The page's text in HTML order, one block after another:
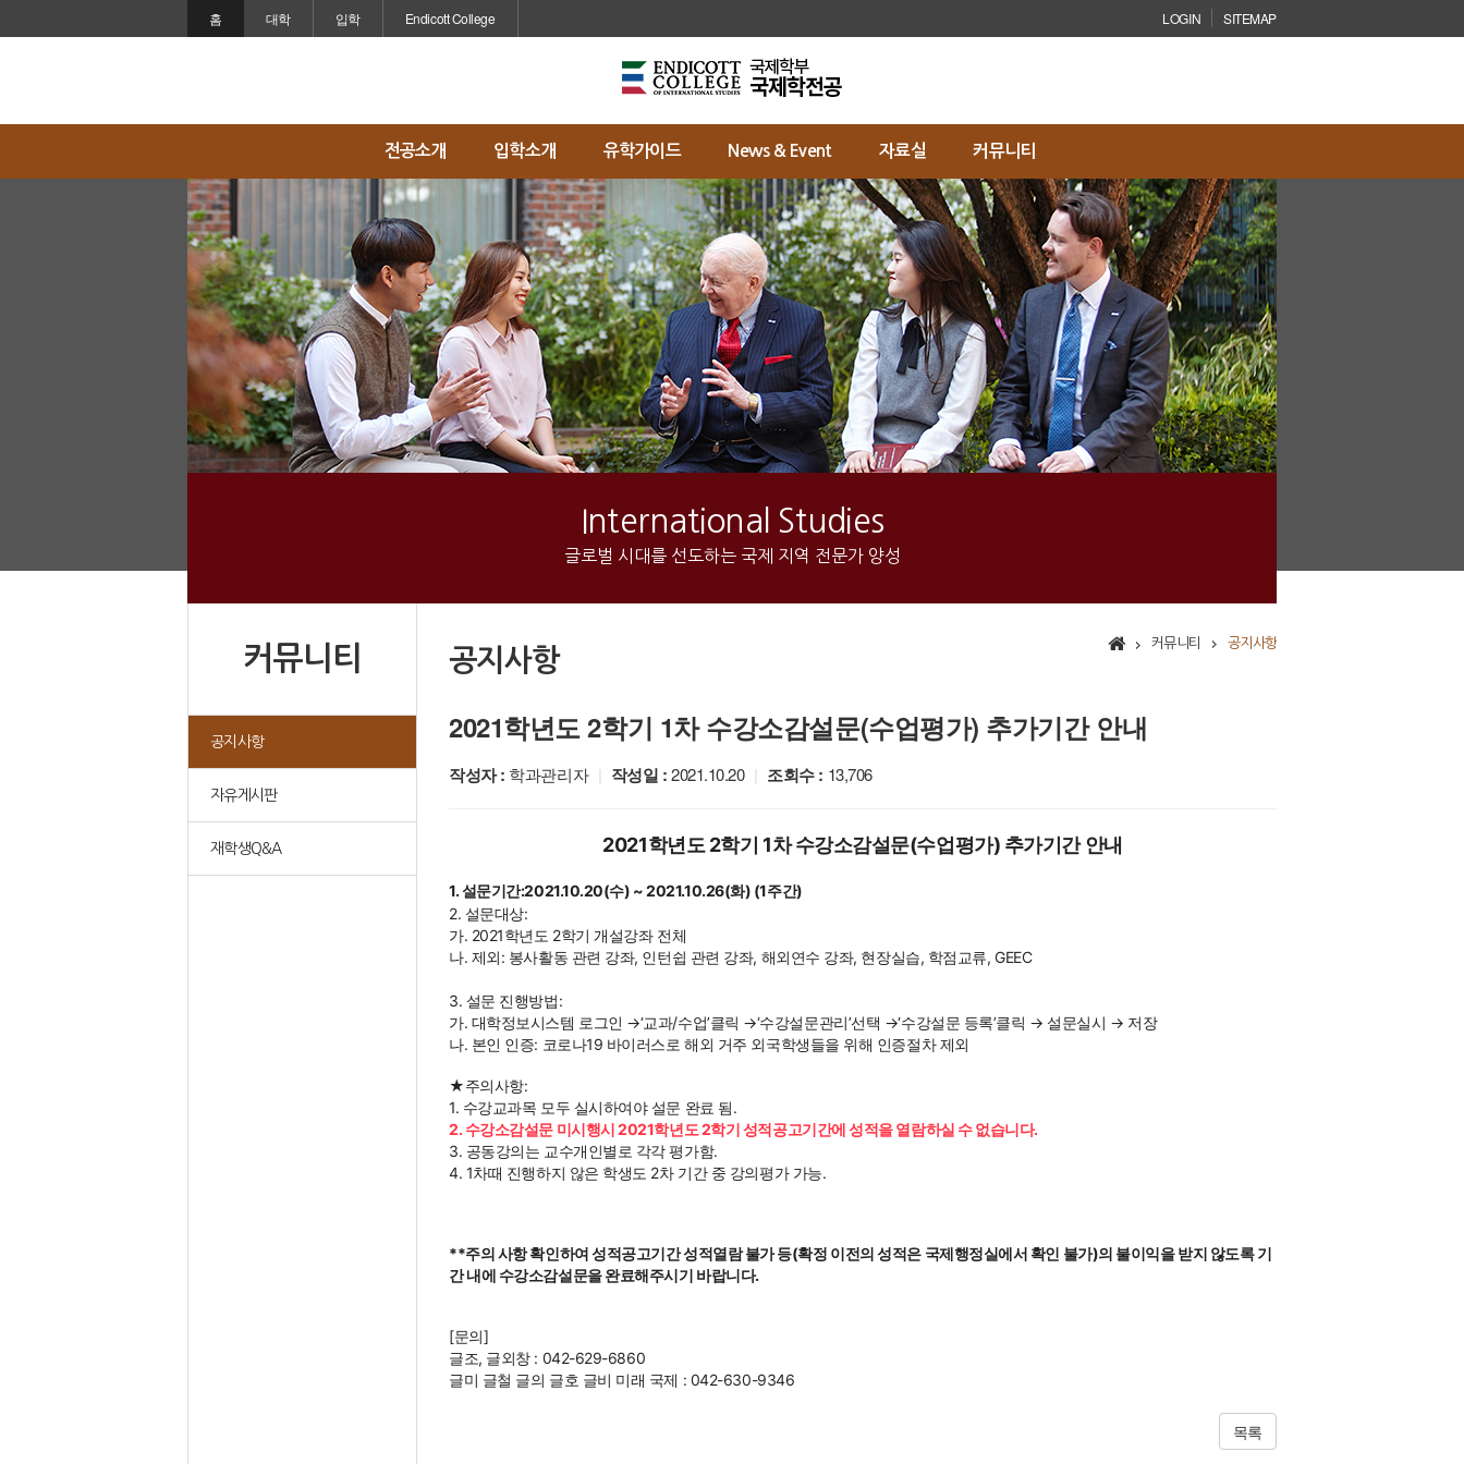
홈 대학 입학 Endicott College LOGIN SITEMAP
닫기
전공소개 입학소개 유학가이드 News & Event 자료실 커뮤니티
International Studies
글로벌 시대를 선도하는 국제 지역 전문가 양성
커뮤니티
공지사항
자유게시판
재학생Q&A
공지사항
커뮤니티 공지사항
2021학년도 2학기 1차 수강소감설문(수업평가) 추가기간 안내
작성자 : 학과관리자 작성일 :2021.10.20 조회수 : 13,706
2021학년도 2학기 1차 수강소감설문(수업평가) 추가기간 안내
1. 설문기간:2021.10.20(수) ~ 2021.10.26(화) (1주간)
2. 설문대상:
가. 2021학년도 2학기 개설강좌 전체
나. 제외: 봉사활동 관련 강좌, 인턴쉽 관련 강좌, 해외연수 강좌, 현장실습, 학점교류, GEEC
3. 설문 진행방법:
가. 대학정보시스템 로그인 →‘교과/수업’클릭 →‘수강설문관리’선택 →‘수강설문 등록’클릭 → 설문실시 → 저장
나. 본인 인증: 코로나19 바이러스로 해외 거주 외국학생들을 위해 인증절차 제외
★주의사항:
1. 수강교과목 모두 실시하여야 설문 완료 됨.
2. 수강소감설문 미시행시 2021학년도 2학기 성적공고기간에 성적을 열람하실 수 없습니다.
3. 공동강의는 교수개인별로 각각 평가함.
4. 1차때 진행하지 않은 학생도 2차 기간 중 강의평가 가능.
**주의 사항 확인하여 성적공고기간 성적열람 불가 등(확정 이전의 성적은 국제행정실에서 확인 불가)의 불이익을 받지 않도록 기
간 내에 수강소감설문을 완료해주시기 바랍니다.
[문의]
글조, 글외창 : 042-629-6860
글미 글철 글의 글호 글비 미래 국제 : 042-630-9346
목록